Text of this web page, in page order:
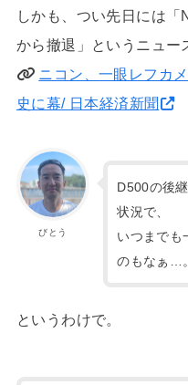
しかも、つい先日には
から撤退」というニュー
ニコン、一眼レフカ
史に幕/ 日本経済新聞
びとう
D500の後
状況で、
いつまでも
のもなぁ…。
というわけで。